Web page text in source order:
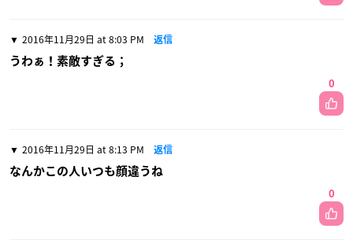
2016年11月29日 at 8:03 PM 返信
うわぁ！素敵すぎる；
0
2016年11月29日 at 8:13 PM 返信
なんかこの人いつも顔違うね
0